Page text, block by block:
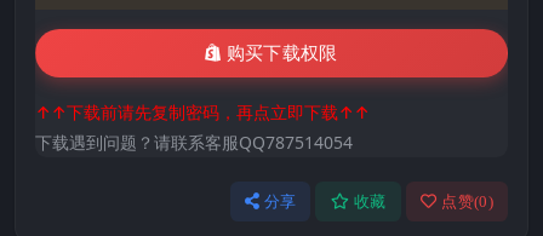
购买下载权限
↑↑下载前请先复制密码，再点立即下载↑↑
下载遇到问题？请联系客服QQ787514054
分享 收藏 点赞(0)